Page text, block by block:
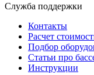
Служба поддержки
Контакты
Расчет
Подбор
Статьи про
Инструкции